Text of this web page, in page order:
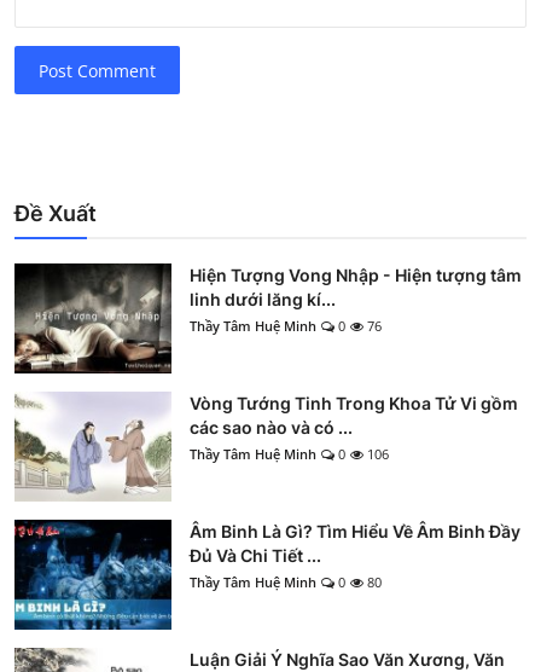
Post Comment
Đề Xuất
Hiện Tượng Vong Nhập - Hiện tượng tâm
linh dưới lăng kí...
Thầy Tâm Huệ Minh 0 76
Vòng Tướng Tinh Trong Khoa Tử Vi gồm
các sao nào và có ...
Thầy Tâm Huệ Minh 0 106
Âm Binh Là Gì? Tìm Hiểu Về Âm Binh Đầy
Đủ Và Chi Tiết ...
Thầy Tâm Huệ Minh 0 80
Luận Giải Ý Nghĩa Sao Văn Xương, Văn